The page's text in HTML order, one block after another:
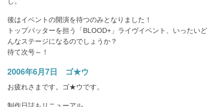
後はイベントの開演を待つのみとなりました！
トップバッターを担う「BLOOD+」ライヴイベント、いったいど
んなステージになるのでしょうか？
待て次号～！
2006年6月7日 ゴ★ウ
お疲れさまです。ゴ★ウです。
制作日誌もリニューアル。